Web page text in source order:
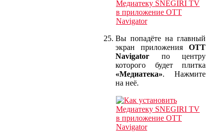
Вы попадёте на главный
экран приложения OTT
Navigator по центру
которого будет плитка
«Медиатека». Нажмите
на неё.